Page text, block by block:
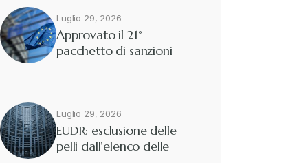
Dogane
Eutekne
Fisco e tributi
Guide e Manuali
Luglio 29, 2026
Approvato il 21°
pacchetto di sanzioni
Luglio 29, 2026
EUDR: esclusione delle
pelli dall’elenco delle